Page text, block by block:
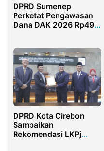
DPRD Sumenep
Perketat Pengawasan
Dana DAK 2026 Rp49
DPRD Kota Cirebon
Sampaikan
Rekomendasi LKPj